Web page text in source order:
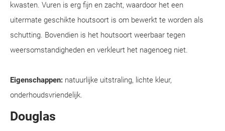
kwasten. Vuren is erg fijn en zacht, waardoor het een
uitermate geschikte houtsoort is om bewerkt te worden als
schutting. Bovendien is het houtsoort weerbaar tegen
weersomstandigheden en verkleurt het nagenoeg niet.
Eigenschappen: natuurlijke uitstraling, lichte kleur,
onderhoudsvriendelijk.
Douglas